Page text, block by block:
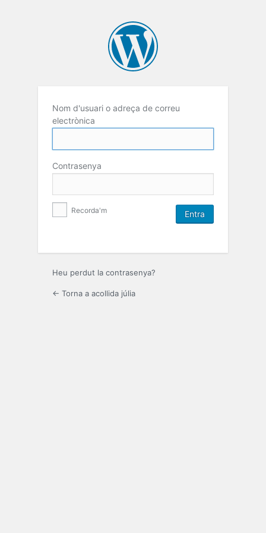
Nom d'usuari o adreça de correu
electrònica
Contrasenya
Recorda'm
Heu perdut la contrasenya?
← Torna a acollida júlia